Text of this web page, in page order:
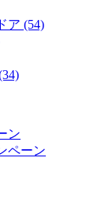
ア (54)
ン
ペーン